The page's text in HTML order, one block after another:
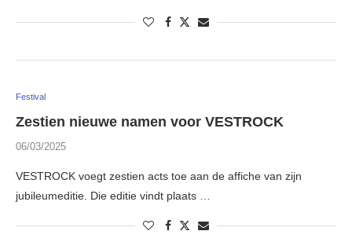
Festival
Zestien nieuwe namen voor VESTROCK
06/03/2025
VESTROCK voegt zestien acts toe aan de affiche van zijn
jubileumeditie. Die editie vindt plaats …